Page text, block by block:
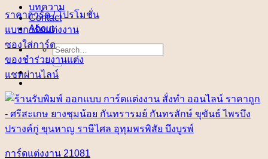
บทความ
Contact
About
Search
for:
ราคาการ์ด / โปรโมชั่น
แบบการ์ดแต่งงาน
ซองใส่การ์ด
ของชำร่วยงานแต่ง
แชทผ่านไลน์
การ์ดแต่งงาน 21081